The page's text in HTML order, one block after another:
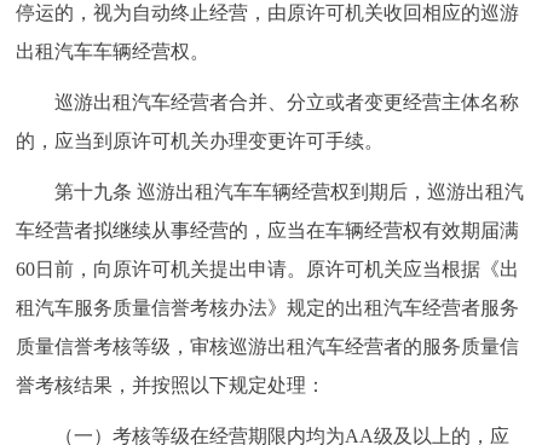
停运的，视为自动终止经营，由原许可机关收回相应的巡游
出租汽车车辆经营权。
巡游出租汽车经营者合并、分立或者变更经营主体名称
的，应当到原许可机关办理变更许可手续。
第十九条 巡游出租汽车车辆经营权到期后，巡游出租汽
车经营者拟继续从事经营的，应当在车辆经营权有效期届满
60日前，向原许可机关提出申请。原许可机关应当根据《出
租汽车服务质量信誉考核办法》规定的出租汽车经营者服务
质量信誉考核等级，审核巡游出租汽车经营者的服务质量信
誉考核结果，并按照以下规定处理：
（一）考核等级在经营期限内均为AA级及以上的，应